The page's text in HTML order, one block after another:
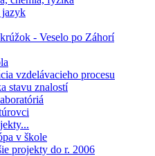
jazyk
- Veselo po Záhorí
vzdelávacieho procesu
stavu znalostí
v škole
projekty do r. 2006